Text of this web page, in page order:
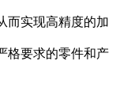
而实现高精度的加
格要求的零件和产